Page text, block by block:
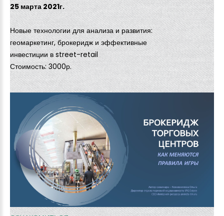
25 марта 2021г.
Новые технологии для анализа и развития:
геомаркетинг, брокеридж и эффективные
инвестиции в street-retail
Стоимость: 3000р.